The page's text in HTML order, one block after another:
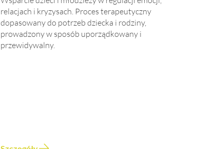
relacjach i kryzysach. Proces terapeutyczny
dopasowany do potrzeb dziecka i rodziny,
prowadzony w sposób uporządkowany i
przewidywalny.